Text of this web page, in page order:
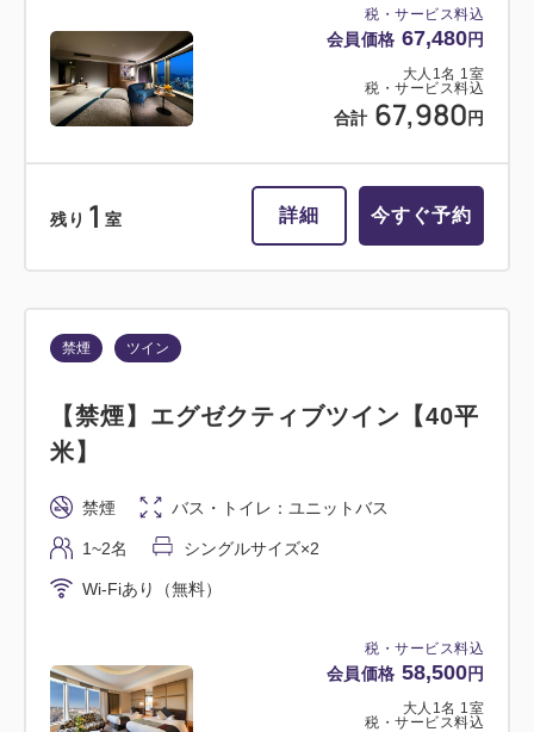
税・サービス料込
会員価格 37,300円
大人1名1室
37,800円
Wi-Fiあり（無料）
残り2室 詳細 今すぐ予約
喫煙
【喫煙】スタンダードツイン【32平
米】
喫煙 バス・トイレ：ユニットバス
Wi-Fiあり（無料）
税・サービス料込
会員価格 67,480円
大人 1名 1室
税・サービス料込
合計 67,980 円
残り 1 室 詳細 今すぐ予約
税・サービス料込
会員価格 58,500円
大人 1名 1室
税・サービス料込
禁煙 ツイン
【禁煙】エグゼクティブツイン【40平
米】
禁煙 バス・トイレ：ユニットバス
1~2名 シングルサイズ×2
Wi-Fiあり（無料）